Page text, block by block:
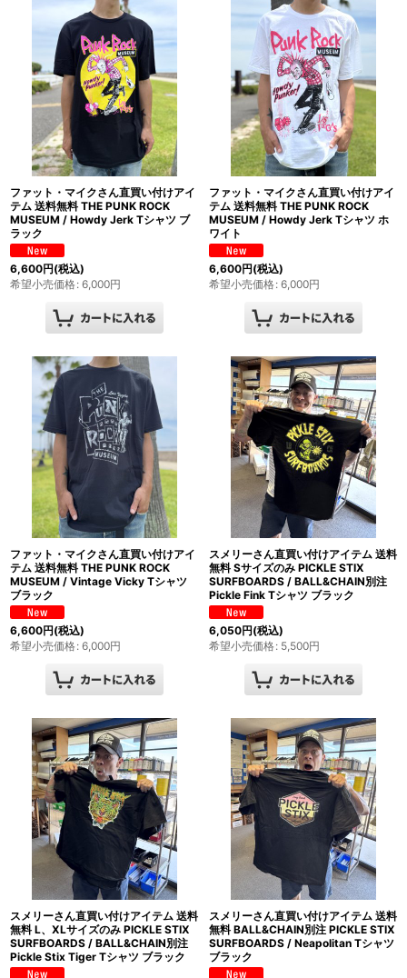
ファット・マイクさん直買い付けアイ
テム 送料無料 THE PUNK ROCK
MUSEUM / Howdy Jerk Tシャツ ブ
ラック
6,600円(税込)
希望小売価格: 6,000円
ファット・マイクさん直買い付けアイ
テム 送料無料 THE PUNK ROCK
MUSEUM / Howdy Jerk Tシャツ ホ
ワイト
6,600円(税込)
希望小売価格: 6,000円
ファット・マイクさん直買い付けアイ
テム 送料無料 THE PUNK ROCK
MUSEUM / Vintage Vicky Tシャツ
ブラック
6,600円(税込)
希望小売価格: 6,000円
スメリーさん直買い付けアイテム 送料
無料 Sサイズのみ PICKLE STIX
SURFBOARDS / BALL&CHAIN別注
Pickle Fink Tシャツ ブラック
6,050円(税込)
希望小売価格: 5,500円
スメリーさん直買い付けアイテム 送料
無料 L、XLサイズのみ PICKLE STIX
SURFBOARDS / BALL&CHAIN別注
Pickle Stix Tiger Tシャツ ブラック
スメリーさん直買い付けアイテム 送料
無料 BALL&CHAIN別注 PICKLE STIX
SURFBOARDS / Neapolitan Tシャツ
ブラック